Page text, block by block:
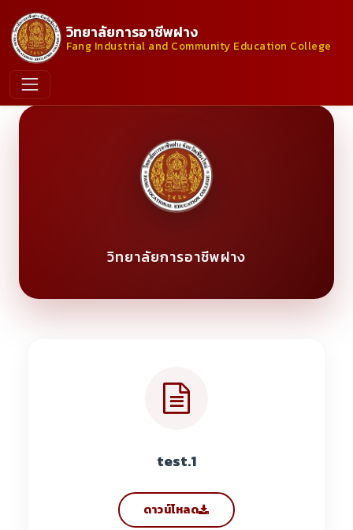
วิทยาลัยการอาชีพฝาง
Fang Industrial and Community Education College
วิทยาลัยการอาชีพฝาง
test.1
ดาวน์โหลด